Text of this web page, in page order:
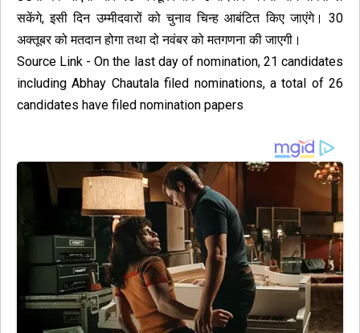
सकेंगे, इसी दिन उम्मीदवारों को चुनाव चिन्ह आबंटित किए जाएंगे। 30
अक्तूबर को मतदान होगा तथा दो नवंबर को मतगणना की जाएगी।
Source Link - On the last day of nomination, 21 candidates
including Abhay Chautala filed nominations, a total of 26
candidates have filed nomination papers